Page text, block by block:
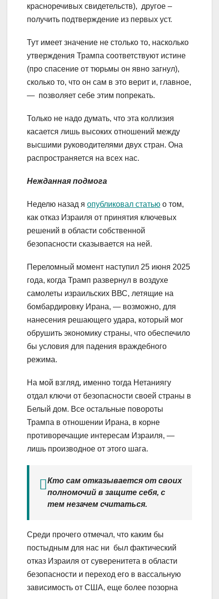
красноречивых свидетельств), другое –
получить подтверждение из первых уст.
Тут имеет значение не столько то, насколько
утверждения Трампа соответствуют истине
(про спасение от тюрьмы он явно загнул),
сколько то, что он сам в это верит и, главное,
— позволяет себе этим попрекать.
Только не надо думать, что эта коллизия
касается лишь высоких отношений между
высшими руководителями двух стран. Она
распространяется на всех нас.
Нежданная подмога
Неделю назад я опубликовал статью о том,
как отказ Израиля от принятия ключевых
решений в области собственной
безопасности сказывается на ней.
Переломный момент наступил 25 июня 2025
года, когда Трамп развернул в воздухе
самолеты израильских ВВС, летящие на
бомбардировку Ирана, — возможно, для
нанесения решающего удара, который мог
обрушить экономику страны, что обеспечило
бы условия для падения враждебного
режима.
На мой взгляд, именно тогда Нетаниягу
отдал ключи от безопасности своей страны в
Белый дом. Все остальные повороты
Трампа в отношении Ирана, в корне
противоречащие интересам Израиля, —
лишь производное от этого шага.
Кто сам отказывается от своих
полномочий в защите себя, с
тем незачем считаться.
Среди прочего отмечал, что каким бы
постыдным для нас ни был фактический
отказ Израиля от суверенитета в области
безопасности и переход его в вассальную
зависимость от США, еще более позорна